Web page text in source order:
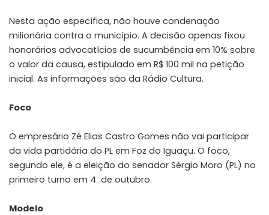
Nesta ação específica, não houve condenação
milionária contra o município. A decisão apenas fixou
honorários advocatícios de sucumbência em 10% sobre
o valor da causa, estipulado em R$ 100 mil na petição
inicial. As informações são da Rádio Cultura.
Foco
O empresário Zé Elias Castro Gomes não vai participar
da vida partidária do PL em Foz do Iguaçu. O foco,
segundo ele, é a eleição do senador Sérgio Moro (PL) no
primeiro turno em 4 de outubro.
Modelo